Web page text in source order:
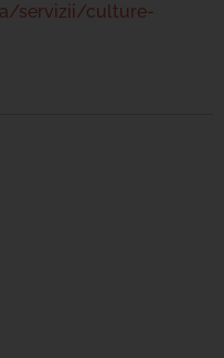
servizii/culture-